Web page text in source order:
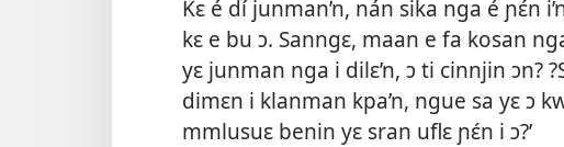
Kɛ é dí junman’n, nán sika nga é ɲɛ́n
kɛ e bu ɔ. Sanngɛ, maan e fa kosan
yɛ junman nga i dilɛ’n, ɔ ti cinnjin ɔn?
dimɛn i klanman kpa’n, ngue sa yɛ ɔ
mmlusuɛ benin yɛ sran uflɛ ɲɛ́n i ɔ?’